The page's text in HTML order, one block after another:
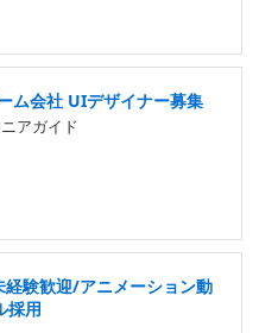
ム会社 UIデザイナー募集
アガイド
験歓迎/アニメーション動
採用